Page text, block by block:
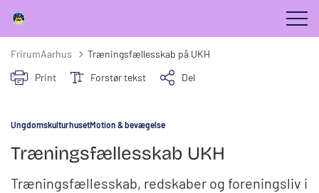
FrirumAarhus
Træningsfællesskab på UKH
Print
Forstør tekst Del
UngdomskulturhusetMotion & bevægelse
Træningsfællesskab UKH
Træningsfællesskab, redskaber og foreningsliv i